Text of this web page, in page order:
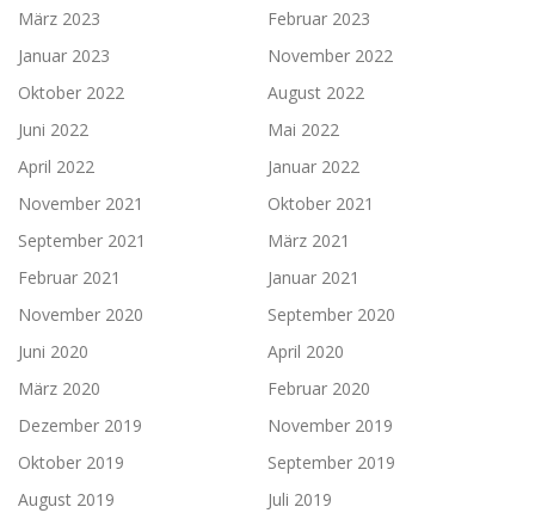
März 2023
Februar 2023
Januar 2023
November 2022
Oktober 2022
August 2022
Juni 2022
Mai 2022
April 2022
Januar 2022
November 2021
Oktober 2021
September 2021
März 2021
Februar 2021
Januar 2021
November 2020
September 2020
Juni 2020
April 2020
März 2020
Februar 2020
Dezember 2019
November 2019
Oktober 2019
September 2019
August 2019
Juli 2019